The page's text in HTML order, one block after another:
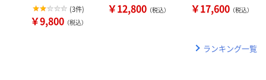
(3件)
￥9,800 （税込）
￥12,800 （税込） ￥17,600 （税込）
ランキング一覧